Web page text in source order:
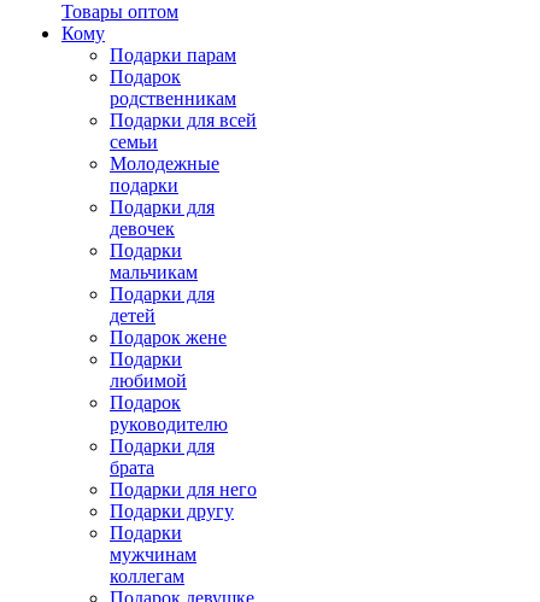
Товары оптом
Кому
Подарки парам
Подарок
родственникам
Подарки для всей
семьи
Молодежные
подарки
Подарки для
девочек
Подарки
мальчикам
Подарки для
детей
Подарок жене
Подарки
любимой
Подарок
руководителю
Подарки для
брата
Подарки для него
Подарки другу
Подарки
мужчинам
коллегам
Подарок девушке